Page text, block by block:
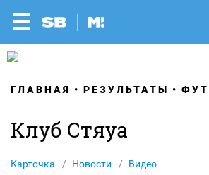
ГЛАВНАЯ РЕЗУЛЬТАТЫ
Клуб Стяуа
Карточка Новости Видео